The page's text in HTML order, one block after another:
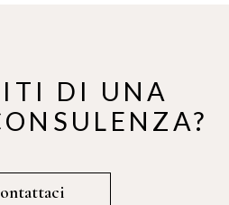
DI UNA